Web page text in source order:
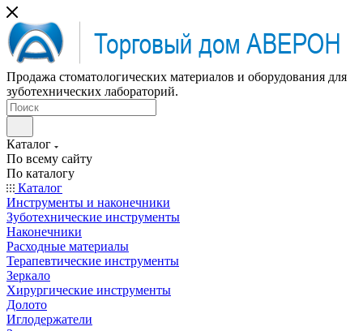
Продажа стоматологических материалов и оборудования для
зуботехнических лабораторий.
Каталог
По всему сайту
По каталогу
Каталог
Инструменты и наконечники
Зуботехнические инструменты
Наконечники
Расходные материалы
Терапевтические инструменты
Зеркало
Хирургические инструменты
Долото
Иглодержатели